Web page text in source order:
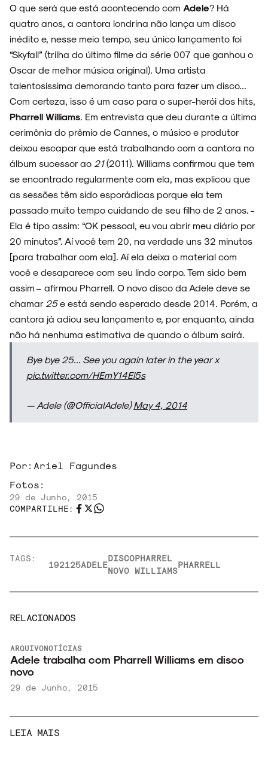
FAIXA A FAIXA
NOVIDADES
NOIZE RECORD CLUB
SOBRE
O que será que está acontecendo com Adele? Há
quatro anos, a cantora londrina não lança um disco
inédito e, nesse meio tempo, seu único lançamento foi
“Skyfall” (trilha do último filme da série 007 que ganhou o
Oscar de melhor música original). Uma artista
talentosíssima demorando tanto para fazer um disco...
Com certeza, isso é um caso para o super-herói dos hits,
Pharrell Williams. Em entrevista que deu durante a última
cerimônia do prêmio de Cannes, o músico e produtor
deixou escapar que está trabalhando com a cantora no
álbum sucessor ao 21(2011). Williams confirmou que tem
se encontrado regularmente com ela, mas explicou que
as sessões têm sido esporádicas porque ela tem
passado muito tempo cuidando de seu filho de 2 anos. -
Ela é tipo assim: “OK pessoal, eu vou abrir meu diário por
20 minutos”. Aí você tem 20, na verdade uns 32 minutos
[para trabalhar com ela]. Aí ela deixa o material com
você e desaparece com seu lindo corpo. Tem sido bem
assim – afirmou Pharrell. O novo disco da Adele deve se
chamar 25e está sendo esperado desde 2014. Porém, a
cantora já adiou seu lançamento e, por enquanto, ainda
não há nenhuma estimativa de quando o álbum sairá.
Bye bye 25... See you again later in the year x
pic.twitter.com/HEmY14El5s
— Adele (@OfficialAdele)May 4, 2014
Por: Ariel Fagundes
Fotos:
29 de Junho, 2015
COMPARTILHE:
TAGS:
192125ADELE
DISCO
NOVO
PHARREL
WILLIAMS
PHARRELL
RELACIONADOS
ARQUIVONOTÍCIAS
Adele trabalha com Pharrell Williams em disco
novo
29 de Junho, 2015
LEIA MAIS